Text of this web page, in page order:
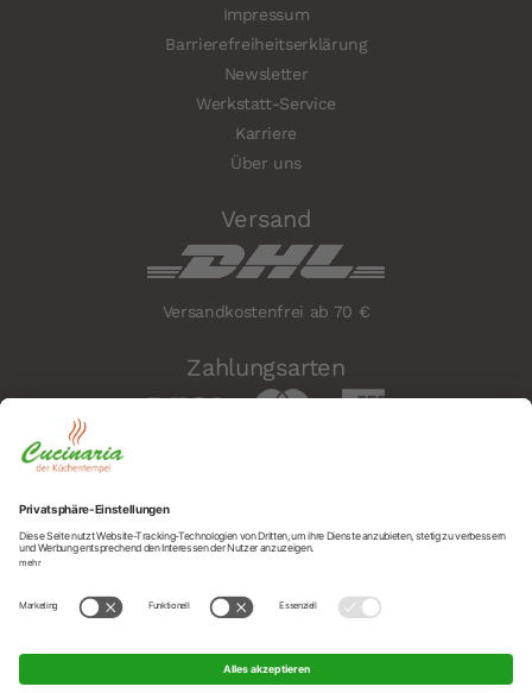
Impressum
Barrierefreiheitserklärung
Newsletter
Werkstatt-Service
Karriere
Über uns
Versand
Versandkostenfrei ab 70 €
Zahlungsarten
Sicherheit